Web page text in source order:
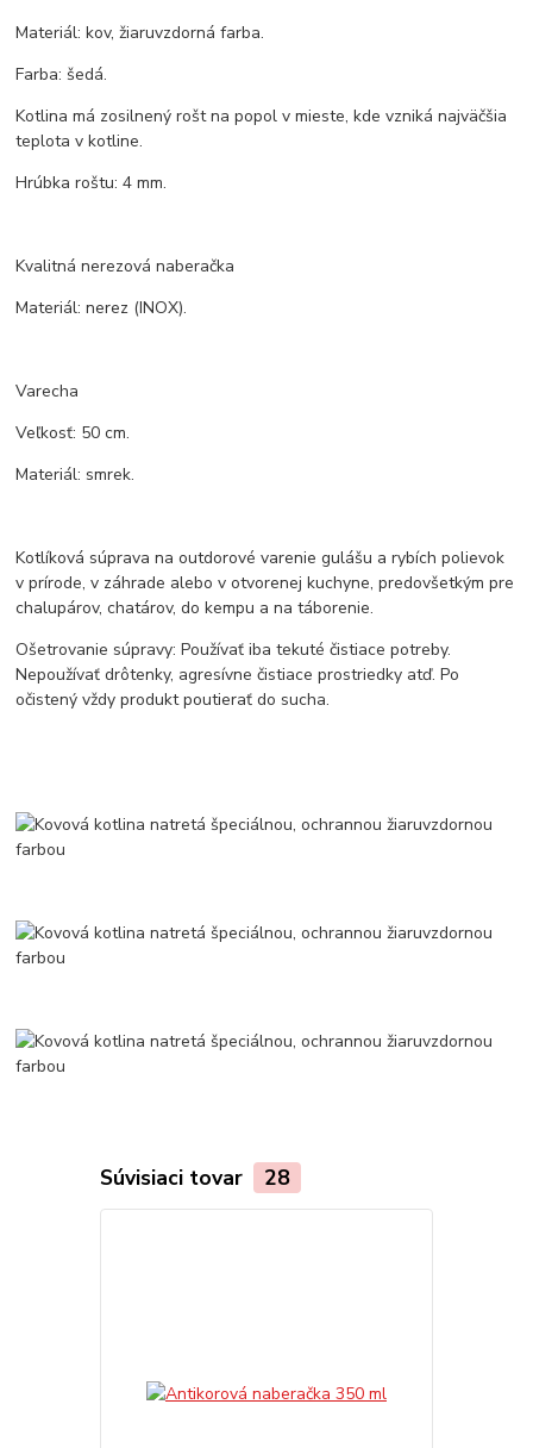
Materiál: kov, žiaruvzdorná farba.
Farba: šedá.
Kotlina má zosilnený rošt na popol v mieste, kde vzniká najväčšia
teplota v kotline.
Hrúbka roštu: 4 mm.
Kvalitná nerezová naberačka
Materiál: nerez (INOX).
Varecha
Veľkosť: 50 cm.
Materiál: smrek.
Kotlíková súprava na outdorové varenie gulášu a rybích polievok
v prírode, v záhrade alebo v otvorenej kuchyne, predovšetkým pre
chalupárov, chatárov, do kempu a na táborenie.
Ošetrovanie súpravy: Používať iba tekuté čistiace potreby.
Nepoužívať drôtenky, agresívne čistiace prostriedky atď. Po
očistený vždy produkt poutierať do sucha.
Súvisiaci tovar 28